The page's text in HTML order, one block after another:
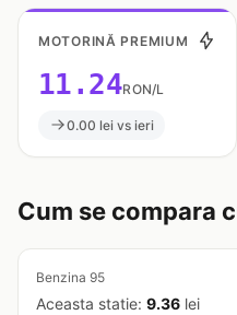
MOTORINĂ PREMIUM
11.24RON/L
0.00 lei vs ieri
Cum se compara
Benzina 95
Aceasta statie: 9.36 lei